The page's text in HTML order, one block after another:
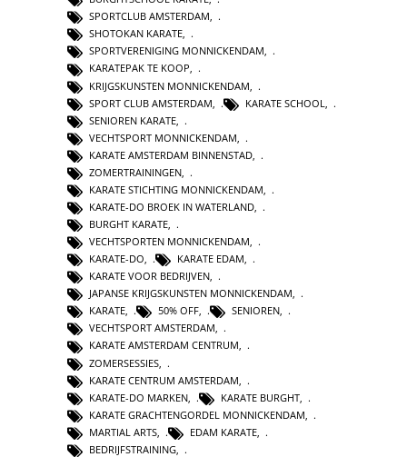
SPORTCLUB AMSTERDAM,
SHOTOKAN KARATE,
SPORTVERENIGING MONNICKENDAM,
KARATEPAK TE KOOP,
KRIJGSKUNSTEN MONNICKENDAM
SPORT CLUB AMSTERDAM
KARATE SCHOOL
SENIOREN KARATE
VECHTSPORT MONNICKENDAM
KARATE AMSTERDAM BINNENSTAD
ZOMERTRAININGEN
KARATE STICHTING MONNICKENDAM
KARATE-DO BROEK IN WATERLAND
BURGHT KARATE,
VECHTSPORTEN MONNICKENDAM,
KARATE-DO, KARATE EDAM,
KARATE VOOR BEDRIJVEN,
JAPANSE KRIJGSKUNSTEN MONNICKENDAM,
KARATE, 50% OFF, SENIOREN,
VECHTSPORT AMSTERDAM,
KARATE AMSTERDAM CENTRUM,
ZOMERSESSIES
KARATE CENTRUM AMSTERDAM
KARATE-DO MARKEN
KARATE BURGHT
KARATE GRACHTENGORDEL MONNICKENDAM
MARTIAL ARTS
EDAM KARATE
BEDRIJFSTRAINING